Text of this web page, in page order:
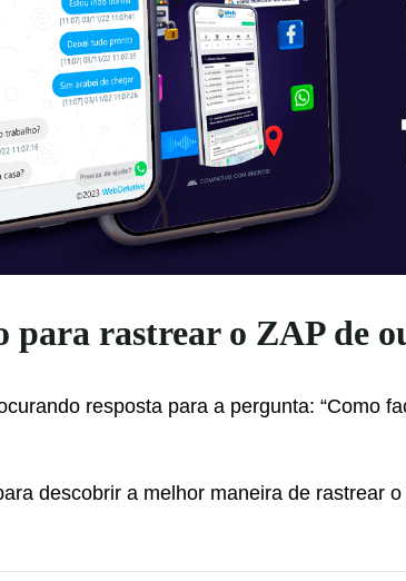
para rastrear o ZAP de
resposta para a pergunta: “Como
descobrir a melhor maneira de rastrear